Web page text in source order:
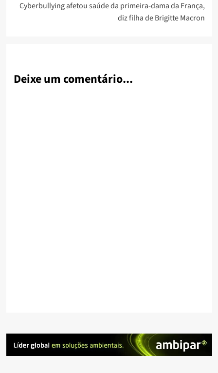
Cyberbullying afetou saúde da primeira-dama da França,
diz filha de Brigitte Macron
Deixe um comentário...